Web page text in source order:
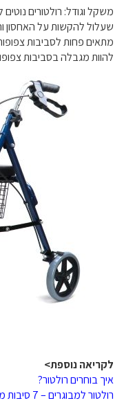
משקל וגודל: רולטורים נוטים
שעלול להקשות על האחסון
מתאים פחות לסביבות
להוות מגבלה בסביבות
לקריאה נוספת>
איך בוחרים רולטור?
רולטור למבוגרים – 7 סיבות מדוע רולטור מומלץ!